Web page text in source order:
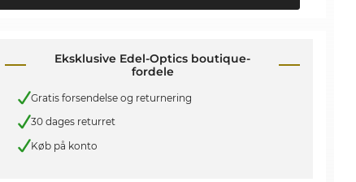
Eksklusive Edel-Optics boutique-
fordele
Gratis forsendelse og returnering
30 dages returret
Køb på konto